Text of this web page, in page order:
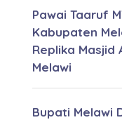
Pawai Taaruf
Kabupaten
Replika Masjid
Melawi
Bupati Melawi